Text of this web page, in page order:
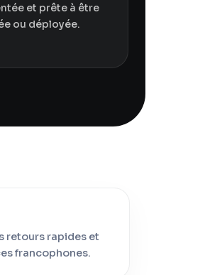
et prête à être
ou déployée.
retours rapides et
francophones.